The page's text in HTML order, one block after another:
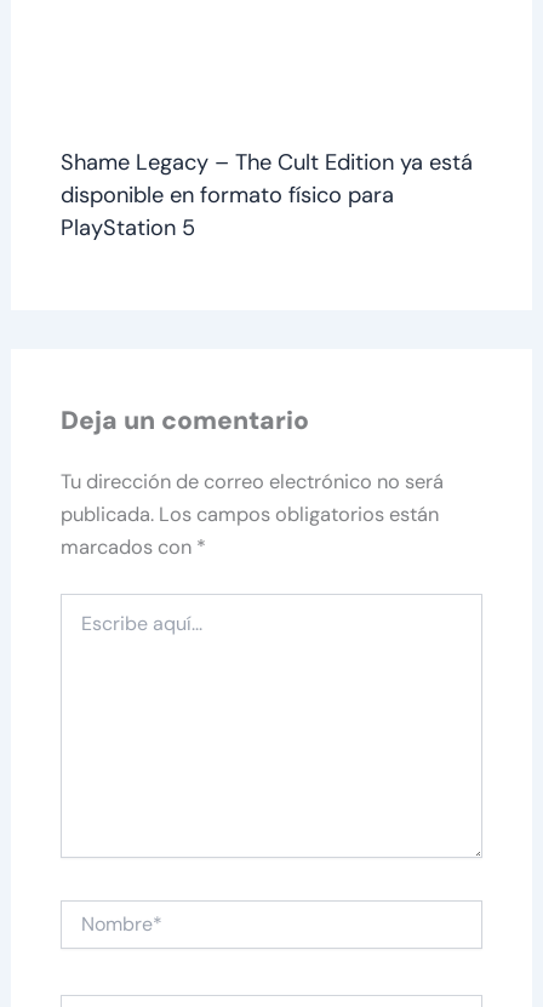
Shame Legacy – The Cult Edition ya está
disponible en formato físico para
PlayStation 5
Deja un comentario
Tu dirección de correo electrónico no será
publicada. Los campos obligatorios están
marcados con *
aquí...
Nombre*